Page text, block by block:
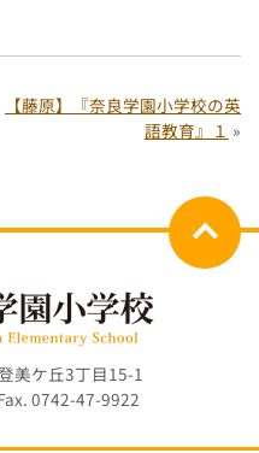
【藤原】『奈良学園小学校の英
語教育』１ »
美ケ丘3丁目15-1
0742-47-9922